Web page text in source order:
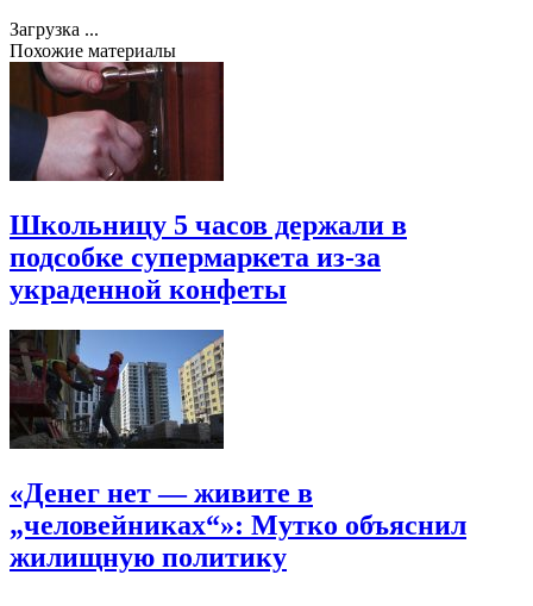
Загрузка ...
Похожие материалы
Школьницу 5 часов держали в
подсобке супермаркета из-за
украденной конфеты
«Денег нет — живите в
„человейниках“»: Мутко объяснил
жилищную политику